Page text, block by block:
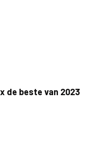
de beste van 2023